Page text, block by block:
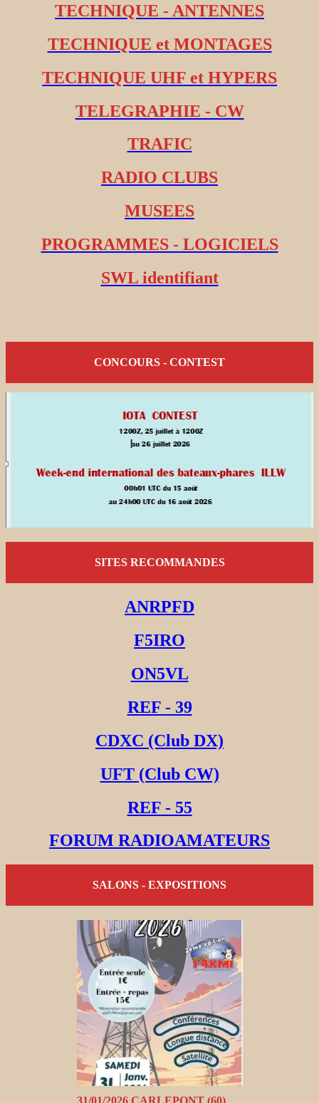
TECHNIQUE - ANTENNES
TECHNIQUE et MONTAGES
TECHNIQUE UHF et HYPERS
TELEGRAPHIE - CW
TRAFIC
RADIO CLUBS
MUSEES
PROGRAMMES - LOGICIELS
SWL identifiant
CONCOURS - CONTEST
SITES RECOMMANDES
ANRPFD
F5IRO
ON5VL
REF - 39
CDXC (Club DX)
UFT (Club CW)
REF - 55
FORUM RADIOAMATEURS
SALONS - EXPOSITIONS